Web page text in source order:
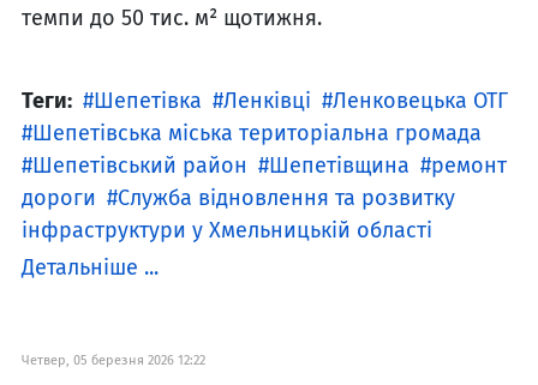
темпи до 50 тис. м² щотижня.
Теги: Шепетівка Ленківці
Ленковецька ОТГ
Шепетівська міська територіальна громада
Шепетівський район
Шепетівщина
ремонт
дороги
Служба відновлення та розвитку
інфраструктури у Хмельницькій області
Детальніше ...
Четвер, 05 березня 2026 12:22